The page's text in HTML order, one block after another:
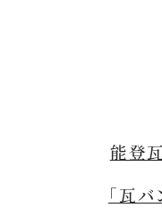
能登
「瓦バ